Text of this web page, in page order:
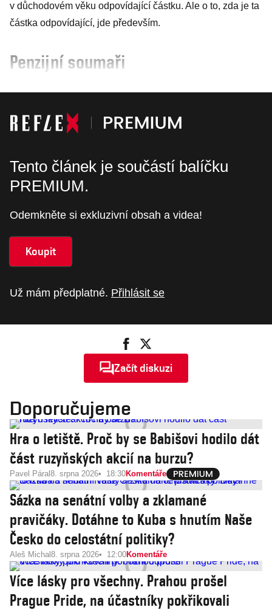
v důchodovém věku odpovídající částku. Ale o to, zda je ta
částka odpovídající, jde především.
Penzijní soumaři
Tento článek je součástí balíčku
PREMIUM.
Odemkněte si exkluzivní obsah a videa!
Koupit
Už mám předplatné. Přihlásit se
Začít diskuzi
Doporučujeme
Hra o letiště. Proč by se Babišovi hodilo dát
část ruzyňských akcií na burzu?
Pavel Páral 8. srpna 2026 18:30Komentáře
Sázka na senátní volby a zklamané
pravičáky. Dotáhne to Kuba s hnutím Naše
Česko do celostátní politiky?
Aleš Michal 8. srpna 2026 12:00Komentáře
Více lásky pro všechny. Prahou prošel
Prague Pride, na účastníky pokřikovali